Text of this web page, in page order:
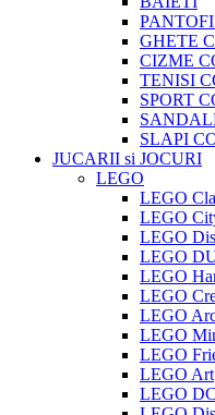
GHETE
CIZME
TENISI
SPORT
SLAPI
JUCARII si JOCURI
LEGO
LEGO
LEGO
LEGO
LEGO
LEGO
LEGO
LEGO
LEGO
LEGO
LEGO Art
LEGO